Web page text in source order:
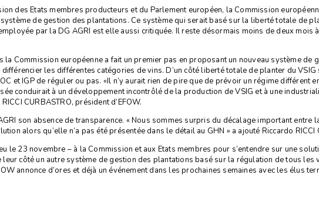
des Etats membres producteurs et du Parlement européen, la Commission
de gestion des plantations. Ce système qui serait basé sur la liberté totale de
par la DG AGRI est elle aussi critiquée. Il reste désormais moins de deux mois
Commission européenne a fait un premier pas en proposant un nouveau système
les différentes catégories de vins. D’un côté liberté totale de planter du VSIG
et IGP de réguler ou pas. «Il n’y aurait rien de pire que de prévoir un régime différent
conduirait à un développement incontrôlé de la production de VSIG et à une
CURBASTRO, président d’EFOW.
son absence de transparence. « Nous sommes surpris du décalage important
alors qu’elle n’a pas été présentée dans le détail au GHN » a ajouté Riccardo RICCI
le 23 novembre – à la Commission et aux Etats membres pour s’entendre sur une
côté un autre système de gestion des plantations basé sur la régulation de tous les
annonce d’ores et déjà un événement dans les prochaines semaines avec les élus